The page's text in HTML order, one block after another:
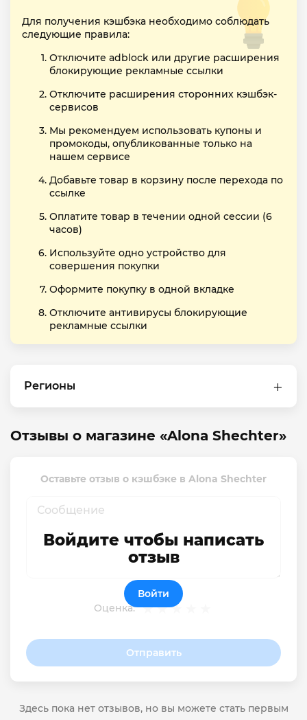
Для получения кэшбэка необходимо соблюдать
следующие правила:
Отключите adblock или другие расширения
блокирующие рекламные ссылки
Отключите расширения сторонних кэшбэк-
сервисов
Мы рекомендуем использовать купоны и
промокоды, опубликованные только на
нашем сервисе
Добавьте товар в корзину после перехода по
ссылке
Оплатите товар в течении одной сессии (6
часов)
Используйте одно устройство для
совершения покупки
Оформите покупку в одной вкладке
Отключите антивирусы блокирующие
рекламные ссылки
Регионы
Отзывы о магазине «Alona Shechter»
Оставьте отзыв о кэшбэке в Alona Shechter
Оценка:
Отправить
Войдите чтобы написать
отзыв
Войти
Здесь пока нет отзывов, но вы можете стать первым